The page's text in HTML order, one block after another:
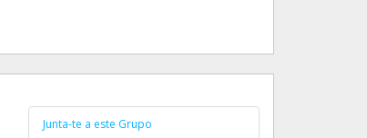
Junta-te a este Grupo